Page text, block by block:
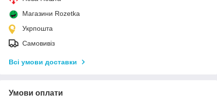
Магазини Rozetka
Укрпошта
Самовивіз
Всі умови доставки
Умови оплати